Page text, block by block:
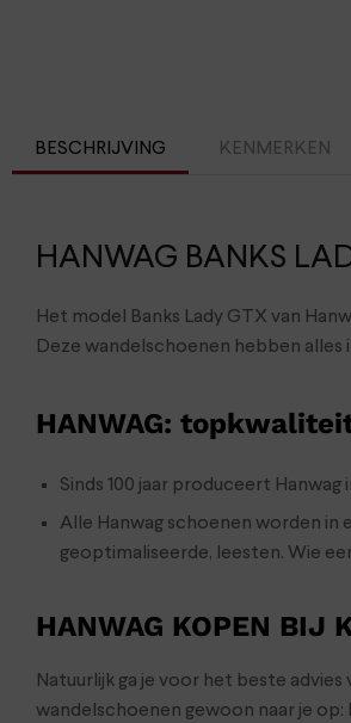
BESCHRIJVING KENMERKEN
HANWAG BANKS
Het model Banks Lady GTX van
Deze wandelschoenen hebben
HANWAG:
Sinds 100 jaar produceert
Alle Hanwag schoenen worden in
geoptimaliseerde, leesten. Wie
HANWAG KOPEN BIJ
Natuurlijk ga je voor het beste
wandelschoenen gewoon naar je